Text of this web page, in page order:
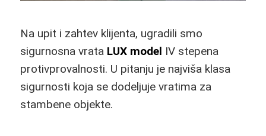
Na upit i zahtev klijenta, ugradili smo
sigurnosna vrata LUX model IV stepena
protivprovalnosti. U pitanju je najviša klasa
sigurnosti koja se dodeljuje vratima za
stambene objekte.